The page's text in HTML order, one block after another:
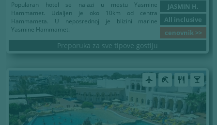
JASMIN H.
All inclusive
cenovnik >>
Popularan hotel se nalazi u mestu Yasmine
Hammamet. Udaljen je oko 10km od centra
Hammameta. U neposrednoj je blizini marine
Yasmine Hammamet.
Preporuka za sve tipove gostiju
airplanemode_active beach_access restaurant local_bar